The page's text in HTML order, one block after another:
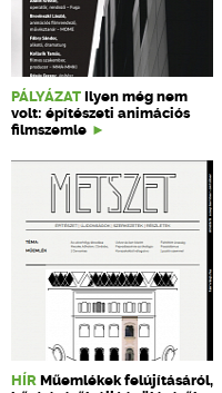
PÁLYÁZAT Ilyen még nem
volt: építészeti animációs
filmszemle
HÍR Műemlékek felújításáról,